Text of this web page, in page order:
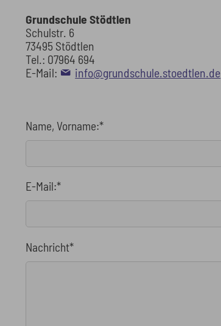
Grundschule Stödtlen
Schulstr. 6
73495 Stödtlen
Tel.: 07964 694
E-Mail:
info@grundschule.stoedtlen.de
Name, Vorname:*
E-Mail:*
Nachricht*